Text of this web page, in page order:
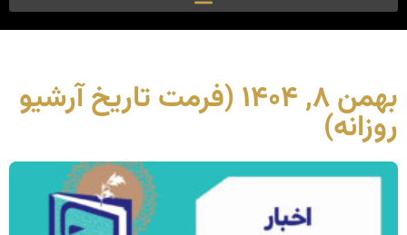
بهمن ۸, ۱۴۰۴ (فرمت تاریخ آرشیو
روزانه)